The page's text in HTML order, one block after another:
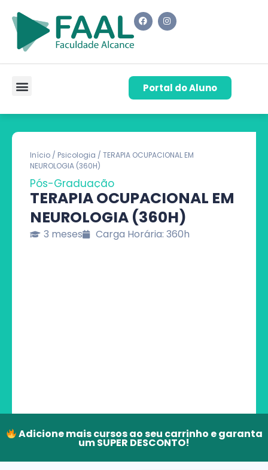
Portal do Aluno
Início / Psicologia / TERAPIA OCUPACIONAL EM
NEUROLOGIA (360H)
Pós-Graduação
TERAPIA OCUPACIONAL EM
NEUROLOGIA (360H)
3 meses Carga Horária: 360h
Adicione mais cursos ao seu carrinho e garanta
um SUPER DESCONTO!